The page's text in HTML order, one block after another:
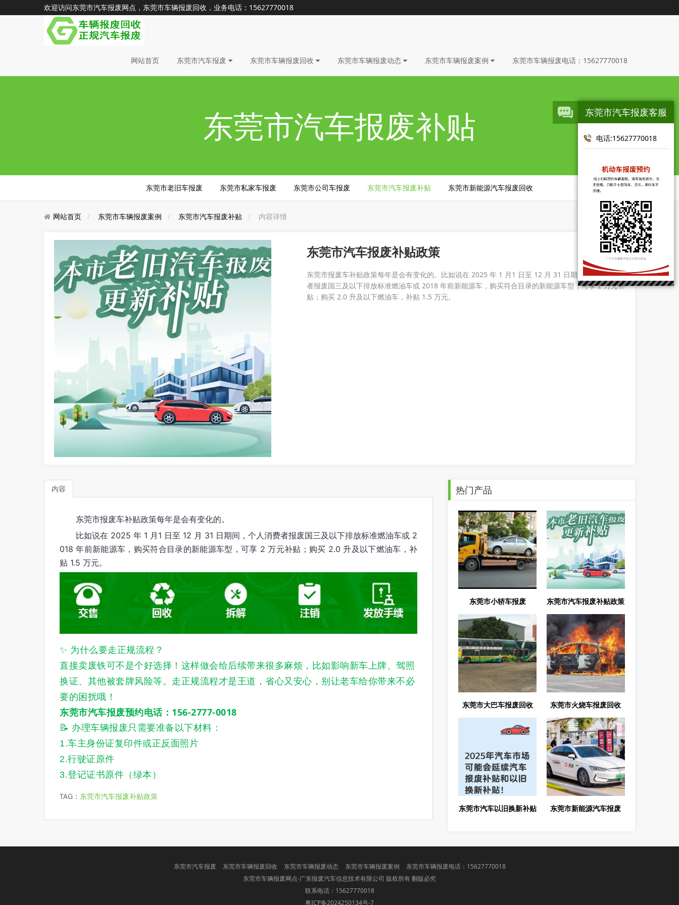
欢迎访问东莞市汽车报废网点，东莞市车辆报废回收，业务电话：15627770018
网站首页 东莞市汽车报废 东莞市车辆报废回收 东莞市车辆报废动态 东莞市车辆报废案例 东莞市车辆报废电话：15627770018
东莞市汽车报废补贴
东莞市老旧车报废 东莞市私家车报废 东莞市公司车报废 东莞市汽车报废补贴 东莞市新能源汽车报废回收
网站首页 东莞市车辆报废案例 东莞市汽车报废补贴 内容详情
东莞市汽车报废补贴政策
东莞市报废车补贴政策每年是会有变化的。比如说在 2025 年 1 月1 日至 12 月 31 日期间，个人消费
者报废国三及以下排放标准燃油车或 2018 年前新能源车，购买符合目录的新能源车型，可享 2 万元补
贴；购买 2.0 升及以下燃油车，补贴 1.5 万元。
内容
东莞市报废车补贴政策每年是会有变化的。
比如说在 2025 年 1 月1 日至 12 月 31 日期间，个人消费者报废国三及以下排放标准燃油车或 2
018 年前新能源车，购买符合目录的新能源车型，可享 2 万元补贴；购买 2.0 升及以下燃油车，补
贴 1.5 万元。
✨ 为什么要走正规流程？
直接卖废铁可不是个好选择！这样做会给后续带来很多麻烦， 比如影响新车上牌、驾照
换证、其他被套牌风险等。走正规流程才是王道，省心又安心，别让老车给你带来不必
要的困扰哦！
东莞市汽车报废预约电话：156-2777-0018
📝 办理车辆报废只需要准备以下材料：
1.车主身份证复印件或正反面照片
2.行驶证原件
3.登记证书原件（绿本）
TAG： 东莞市汽车报废补贴政策
热门产品
东莞市小轿车报废 东莞市汽车报废补贴政策
东莞市大巴车报废回收 东莞市火烧车报废回收
东莞市汽车以旧换新补贴 东莞市新能源汽车报废
东莞市汽车报废 东莞市车辆报废回收 东莞市车辆报废动态 东莞市车辆报废案例
东莞市车辆报废电话：15627770018
东莞市车辆报废网点-广东报废汽车信息技术有限公司 版权所有 翻版必究
联系电话：15627770018
粤ICP备2024250134号-7
东莞市汽车报废客服
电话:15627770018